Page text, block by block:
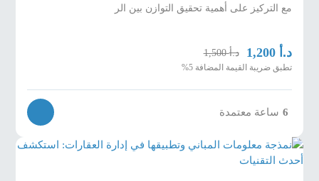
مع التركيز على أهمية تحقيق التوازن بين الر
د.أ 1,200 د.أ1,500
تطبق ضريبة القيمة المضافة 5%
6 ساعة معتمدة